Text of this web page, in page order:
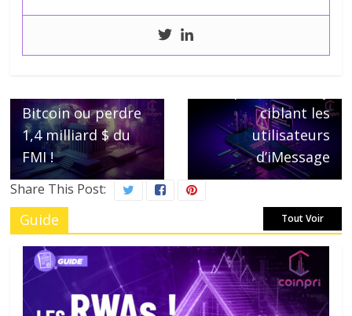
Bitcoin ou perdre
1,4 milliard $ du
FMI !
ciblant les
utilisateurs
d’iMessage
Share This Post:
Guide Tout Voir